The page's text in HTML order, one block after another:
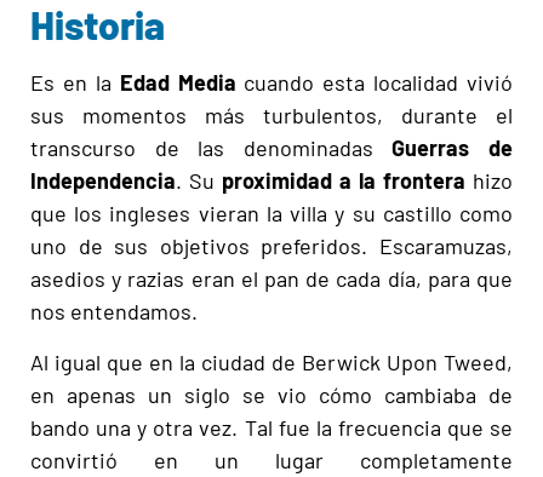
Historia
Es en la Edad Media cuando esta localidad vivió
sus momentos más turbulentos, durante el
transcurso de las denominadas Guerras de
Independencia. Su proximidad a la frontera hizo
que los ingleses vieran la villa y su castillo como
uno de sus objetivos preferidos. Escaramuzas,
asedios y razias eran el pan de cada día, para que
nos entendamos.
Al igual que en la ciudad de Berwick Upon Tweed,
en apenas un siglo se vio cómo cambiaba de
bando una y otra vez. Tal fue la frecuencia que se
convirtió en un lugar completamente